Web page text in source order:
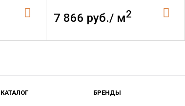
7 866 руб./ м2
КАТАЛОГ БРЕНДЫ